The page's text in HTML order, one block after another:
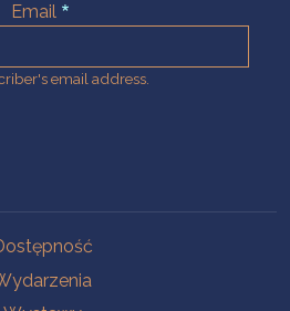
Email
email address.